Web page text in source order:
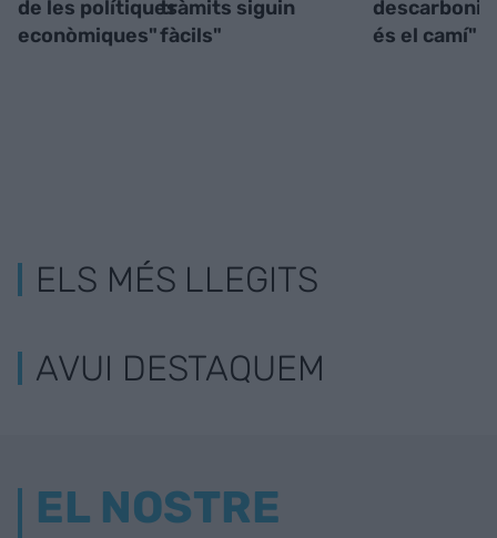
de les polítiques
econòmiques"
tràmits siguin
fàcils"
és el camí"
ELS MÉS LLEGITS
AVUI DESTAQUEM
EL NOSTRE